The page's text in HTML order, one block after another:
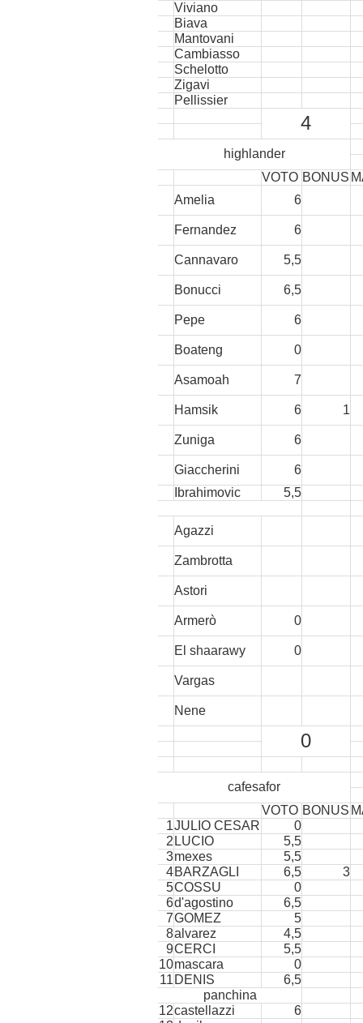
Viviano
Biava
Mantovani
Cambiasso
Schelotto
Zigavi
Pellissier
4
highlander
VOTO BONUS
Amelia
6
Fernandez 6
Cannavaro 5,5
Bonucci 6,5
Pepe 6
Boateng 0
Asamoah 7
Hamsik 6 1
Zuniga 6
Giaccherini
6
Ibrahimovic
5,5
Agazzi
Zambrotta
Astori
Armerò 0
El shaarawy 0
Vargas
Nene
0
cafesafor
VOTO BONUS
1JULIO CESAR
0
2 LUCIO
5,5
3mexes
5,5
4BARZAGLI 6,5
3
5COSSU
0
6d'agostino
6,5
7GOMEZ
5
8alvarez
4,5
9CERCI
5,5
10mascara
0
11DENIS
6,5
panchina
12castellazzi
6